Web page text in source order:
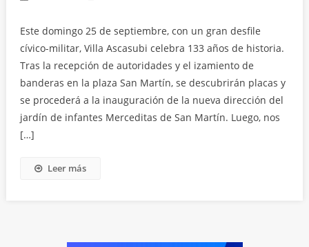
Este domingo 25 de septiembre, con un gran desfile
cívico-militar, Villa Ascasubi celebra 133 años de historia.
Tras la recepción de autoridades y el izamiento de
banderas en la plaza San Martín, se descubrirán placas y
se procederá a la inauguración de la nueva dirección del
jardín de infantes Merceditas de San Martín. Luego, nos
[…]
Leer más